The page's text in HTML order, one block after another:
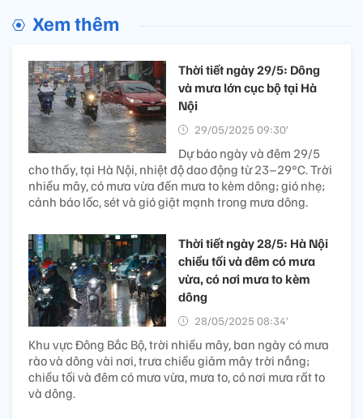
Xem thêm
Thời tiết ngày 29/5: Dông
và mưa lớn cục bộ tại Hà
Nội
29/05/2025 09:30’
Dự báo ngày và đêm 29/5
cho thấy, tại Hà Nội, nhiệt độ dao động từ 23–29°C. Trời
nhiều mây, có mưa vừa đến mưa to kèm dông; gió nhẹ;
cảnh báo lốc, sét và gió giật mạnh trong mưa dông.
Thời tiết ngày 28/5: Hà Nội
chiều tối và đêm có mưa
vừa, có nơi mưa to kèm
dông
28/05/2025 08:34’
Khu vực Đông Bắc Bộ, trời nhiều mây, ban ngày có mưa
rào và dông vài nơi, trưa chiều giảm mây trời nắng;
chiều tối và đêm có mưa vừa, mưa to, có nơi mưa rất to
và dông.